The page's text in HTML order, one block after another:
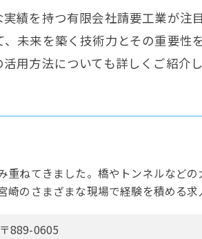
績を持つ有限会社請要工業が注
未来を築く技術力とその重要性
用方法についても詳しくご紹介し
ねてきました。橋やトンネルなど
のさまざまな現場で経験を積める求
〒889-0605